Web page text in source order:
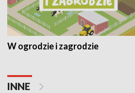
W ogrodzie i zagrodzie
INNE